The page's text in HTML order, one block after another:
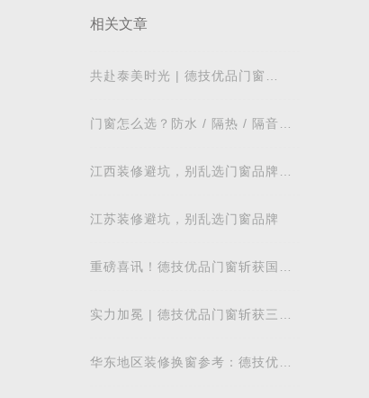
相关文章
共赴泰美时光 | 德技优品门窗
门窗怎么选？防水 / 隔热 / 隔音需
业
江西装修避坑，别乱选门窗品牌，
江苏装修避坑，别乱选门窗品牌
重磅喜讯！德技优品门窗斩获国际
实力加冕 | 德技优品门窗斩获三项
质量发展
华东地区装修换窗参考：德技优品